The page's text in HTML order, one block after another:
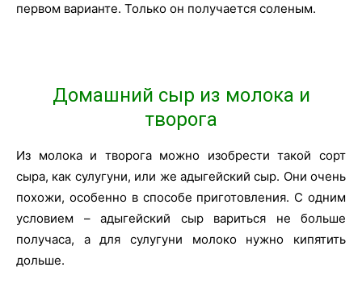
первом варианте. Только он получается соленым.
Домашний сыр из молока и
творога
Из молока и творога можно изобрести такой сорт
сыра, как сулугуни, или же адыгейский сыр. Они очень
похожи, особенно в способе приготовления. С одним
условием – адыгейский сыр вариться не больше
получаса, а для сулугуни молоко нужно кипятить
дольше.